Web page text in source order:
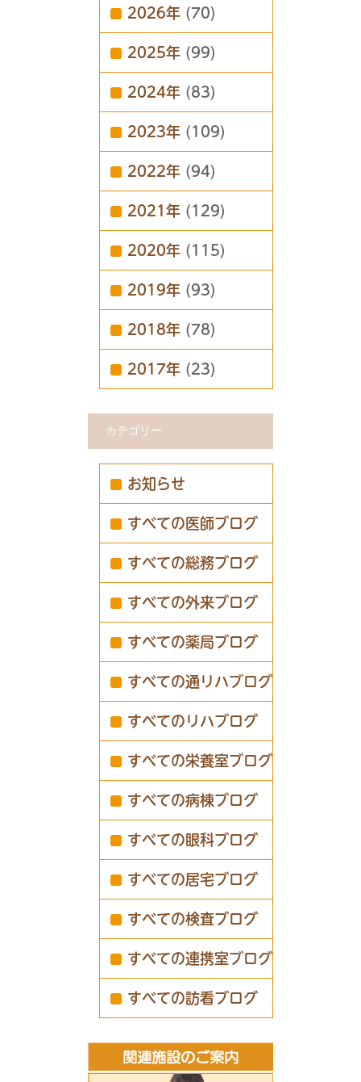
2026年 (70)
2025年 (99)
2024年 (83)
2023年 (109)
2022年 (94)
2021年 (129)
2020年 (115)
2019年 (93)
2018年 (78)
2017年 (23)
カテゴリー
お知らせ
すべての医師ブログ
すべての総務ブログ
すべての外来ブログ
すべての薬局ブログ
すべての通リハブログ
すべてのリハブログ
すべての栄養室ブログ
すべての病棟ブログ
すべての眼科ブログ
すべての居宅ブログ
すべての検査ブログ
すべての連携室ブログ
すべての訪看ブログ